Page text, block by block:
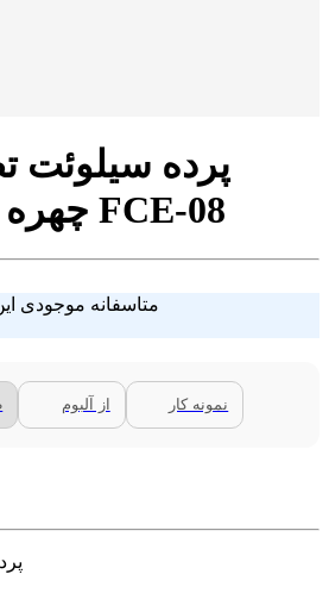
پرده سیلوئت
چهره بالماسکه کد FCE-08
متاسفانه موجودی
از آلبوم نمونه کار